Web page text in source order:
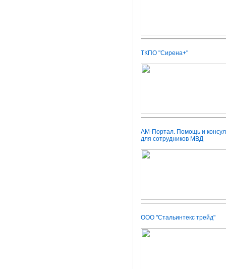
ТКПО "Сирена+"
АМ-Портал. Помощь и
для сотрудников МВД
ООО "Стальинтекс трейд"